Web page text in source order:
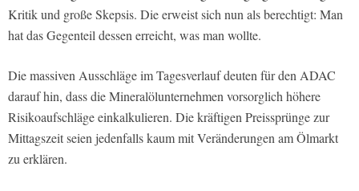
Kritik und große Skepsis. Die erweist sich nun als berechtigt: Man
hat das Gegenteil dessen erreicht, was man wollte.
Die massiven Ausschläge im Tagesverlauf deuten für den ADAC
darauf hin, dass die Mineralölunternehmen vorsorglich höhere
Risikoaufschläge einkalkulieren. Die kräftigen Preissprünge zur
Mittagszeit seien jedenfalls kaum mit Veränderungen am Ölmarkt
zu erklären.